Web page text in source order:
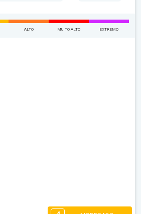
ALTO MUITO ALTO EXTREMO